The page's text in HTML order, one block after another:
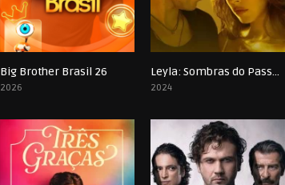
Big Brother Brasil 26
2026
0
Leyla: Sombras do Passado
2024